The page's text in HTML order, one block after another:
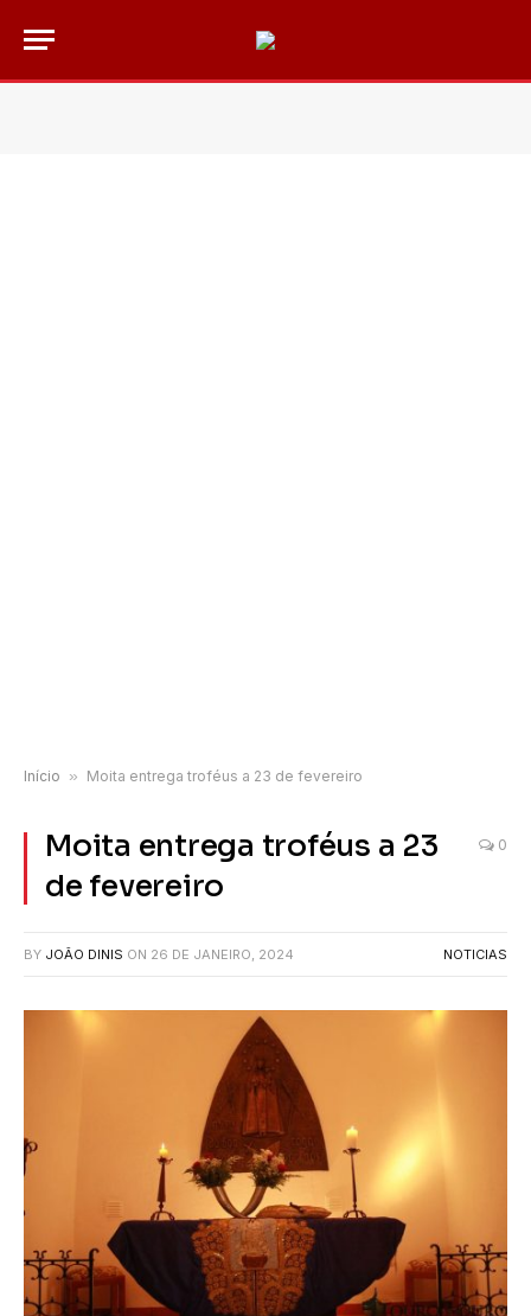
Início » Moita entrega troféus a 23 de fevereiro
Moita entrega troféus a 23
de fevereiro
0
BY JOÃO DINIS ON 26 DE JANEIRO, 2024 NOTICIAS